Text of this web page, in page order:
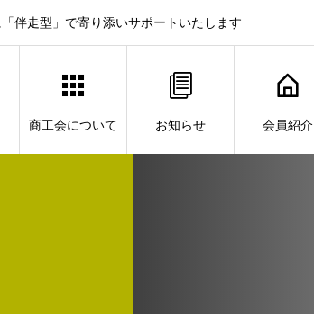
伴走型」で寄り添いサポートいたします
商工会について お知らせ 会員紹介